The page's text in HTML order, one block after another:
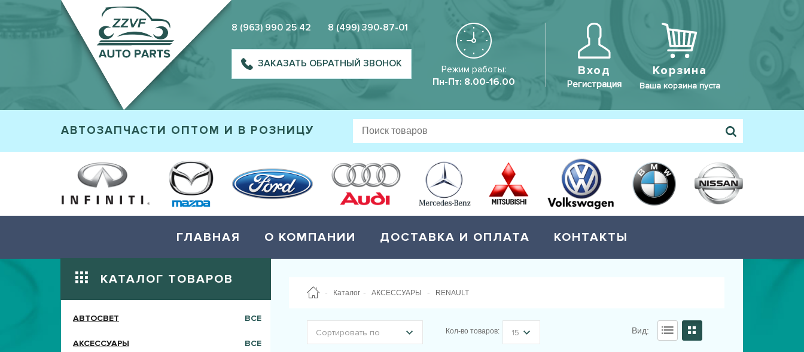
8 (963) 990 25 42 8 (499) 390-87-01
ЗАКАЗАТЬ ОБРАТНЫЙ ЗВОНОК
Режим работы:
Пн-Пт: 8.00-16.00
Вход
Регистрация
Корзина
Ваша корзина пуста
АВТОЗАПЧАСТИ ОПТОМ И В РОЗНИЦУ
ГЛАВНАЯ О КОМПАНИИ ДОСТАВКА И ОПЛАТА КОНТАКТЫ
КАТАЛОГ ТОВАРОВ
ВСЕ
АВТОСВЕТ
ВСЕ
АКСЕССУАРЫ
Каталог АКСЕССУАРЫ RENAULT
Сортировать по Кол-во товаров: 15 Вид: